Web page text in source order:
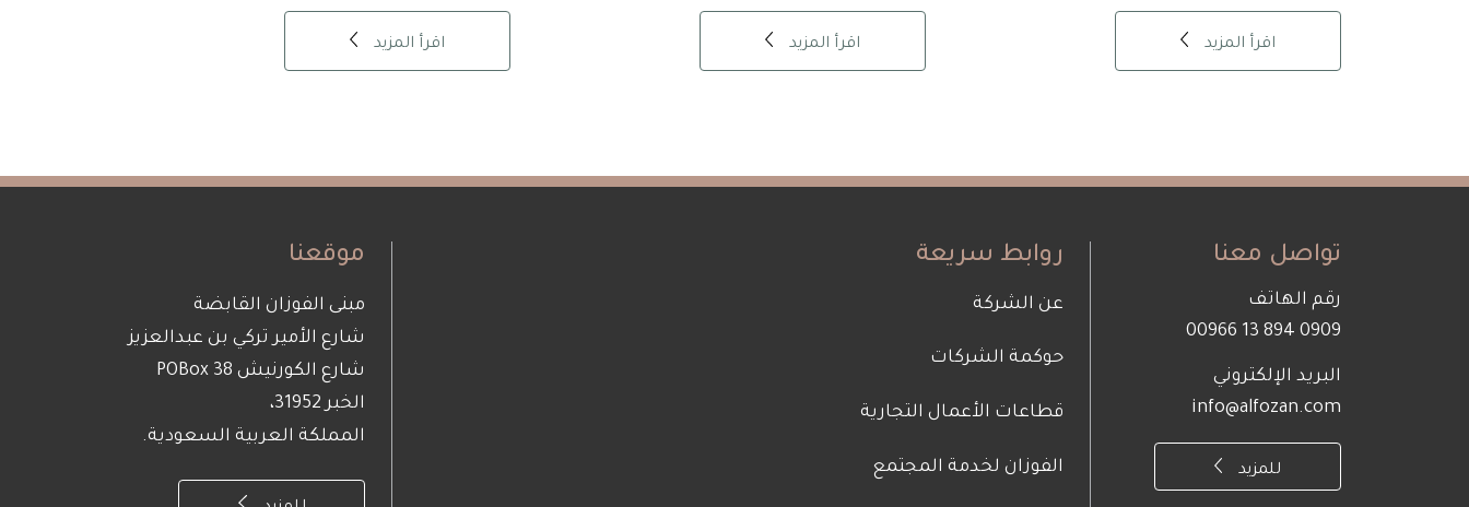
اقرأ المزيد اقرأ المزيد اقرأ المزيد
تواصل معنا
رقم الهاتف
0909 894 13 00966
البريد الإلكتروني
info@alfozan.com
للمزيد
روابط سريعة
Footer
About
Us
عن الشركة
حوكمة الشركات
قطاعات الأعمال التجارية
الفوزان لخدمة المجتمع
موقعنا
مبنى الفوزان القابضة
شارع الأمير تركي بن عبدالعزيز
شارع الكورنيش POBox 38
الخبر 31952،
المملكة العربية السعودية.